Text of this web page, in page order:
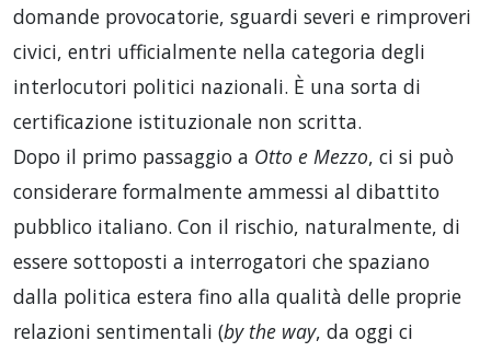
domande provocatorie, sguardi severi e rimproveri
civici, entri ufficialmente nella categoria degli
interlocutori politici nazionali. È una sorta di
certificazione istituzionale non scritta.
Dopo il primo passaggio a Otto e Mezzo, ci si può
considerare formalmente ammessi al dibattito
pubblico italiano. Con il rischio, naturalmente, di
essere sottoposti a interrogatori che spaziano
dalla politica estera fino alla qualità delle proprie
relazioni sentimentali (by the way, da oggi ci